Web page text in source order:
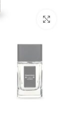
بزرگنمایی